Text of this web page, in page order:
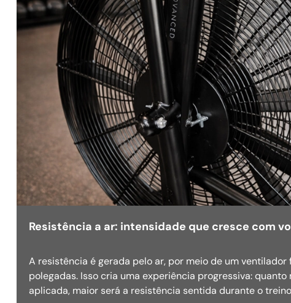
Resistência a ar: intensidade que cresce com
A resistência é gerada pelo ar, por meio de um ventilador
polegadas. Isso cria uma experiência progressiva:
aplicada, maior será a resistência sentida durante o